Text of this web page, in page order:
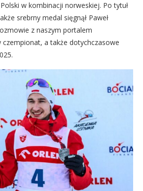
w kombinacji norweskiej. Po tytuł
srebrny medal sięgnął Paweł
z naszym portalem
czempionat, a także dotychczasowe